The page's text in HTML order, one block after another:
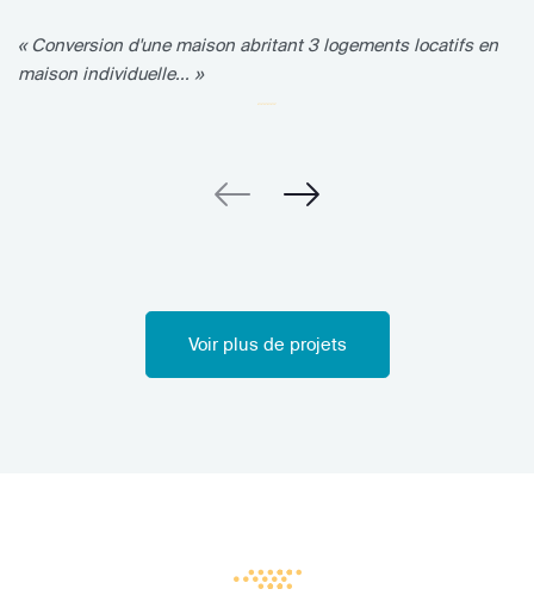
« Conversion d'une maison abritant 3 logements locatifs en
maison individuelle... »
Voir plus de projets